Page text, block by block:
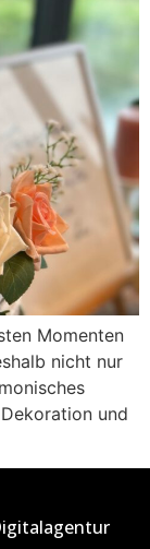
Momenten
nicht nur
und